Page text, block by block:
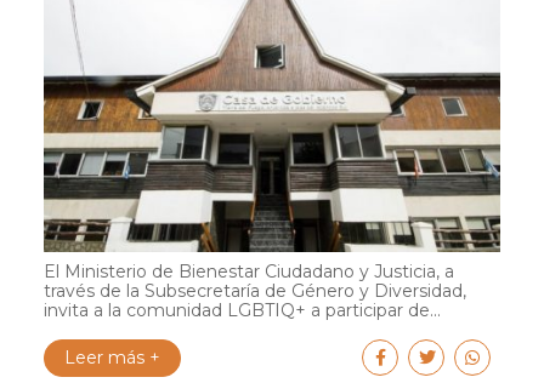
El Ministerio de Bienestar Ciudadano y Justicia, a
través de la Subsecretaría de Género y Diversidad,
invita a la comunidad LGBTIQ+ a participar de...
Leer más +